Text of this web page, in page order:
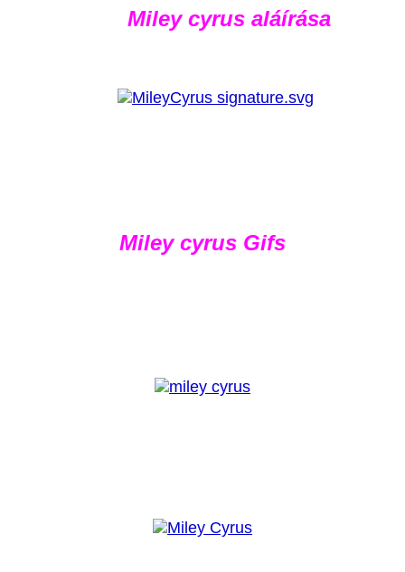
Miley cyrus aláírása
Miley cyrus Gifs